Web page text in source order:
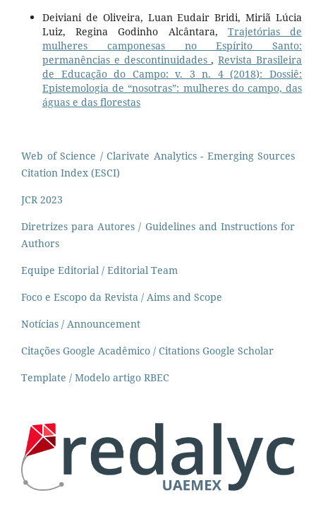
Deiviani de Oliveira, Luan Eudair Bridi, Miriã Lúcia
Luiz, Regina Godinho Alcântara, Trajetórias de
mulheres camponesas no Espírito Santo:
permanências e descontinuidades,Revista Brasileira
de Educação do Campo: v. 3 n. 4 (2018): Dossiê:
Epistemologia de “nosotras”: mulheres do campo, das
águas e das florestas
Web of Science / Clarivate Analytics - Emerging Sources
Citation Index (ESCI)
JCR 2023
Diretrizes para Autores / Guidelines and Instructions for
Authors
Equipe Editorial / Editorial Team
Foco e Escopo da Revista / Aims and Scope
Notícias / Announcement
Citações Google Acadêmico / Citations Google Scholar
Template / Modelo artigo RBEC